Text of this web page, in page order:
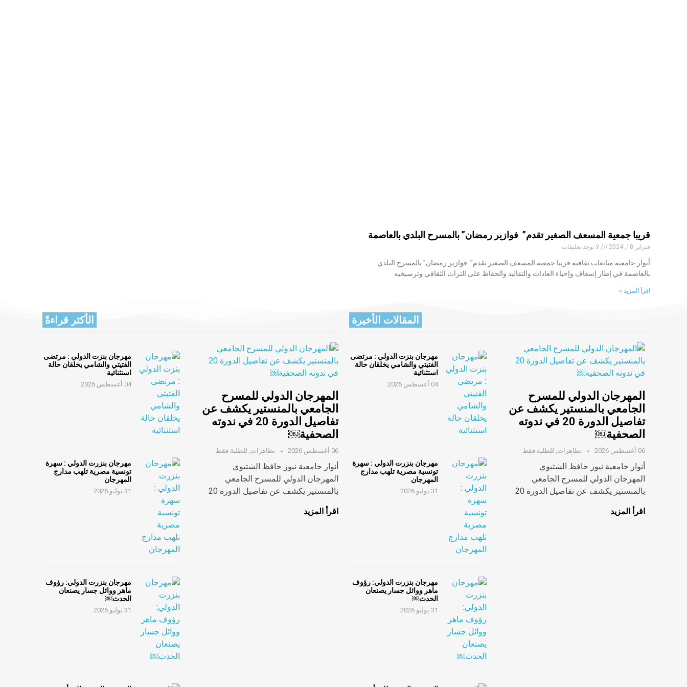
قريبا جمعية المسعف الصغير تقدم” فوازير رمضان” بالمسرح البلدي بالعاصمة
فبراير 18, 2024 لا توجد تعليقات
أنوار جامعية متابعات ثقافية قريبا جمعية المسعف الصغير تقدم” فوازير رمضان” بالمسرح البلدي
بالعاصمة في إطار إسعاف وإحياء العادات والتقاليد والحفاظ على التراث الثقافي وترسيخيه
اقرأ المزيد »
المقالات الأخيرة
المهرجان الدولي للمسرح
الجامعي بالمنستير يكشف عن
تفاصيل الدورة 20 في ندوته
الصحفية￼
06 أغسطس 2026 تظاهرات, للطلبة فقط
أنوار جامعية نيوز حافظ الشتيوي
المهرجان الدولي للمسرح الجامعي
بالمنستير يكشف عن تفاصيل الدورة 20
اقرأ المزيد
مهرجان بنزت الدولي : مرتضى
الفتيتي والشامي يخلقان حالة
استثنائية
04 أغسطس 2026
مهرجان بنزرت الدولي : سهرة
تونسية مصرية تلهب مدارج
المهرجان
31 يوليو 2026
مهرجان بنزرت الدولي: رؤوف
ماهر ووائل جسار يصنعان
الحدث￼
31 يوليو 2026
الأكثر قراءةً
المهرجان الدولي للمسرح
الجامعي بالمنستير يكشف عن
تفاصيل الدورة 20 في ندوته
الصحفية￼
06 أغسطس 2026 تظاهرات, للطلبة فقط
أنوار جامعية نيوز حافظ الشتيوي
المهرجان الدولي للمسرح الجامعي
بالمنستير يكشف عن تفاصيل الدورة 20
اقرأ المزيد
مهرجان بنزت الدولي : مرتضى
الفتيتي والشامي يخلقان حالة
استثنائية
04 أغسطس 2026
مهرجان بنزرت الدولي : سهرة
تونسية مصرية تلهب مدارج
المهرجان
31 يوليو 2026
مهرجان بنزرت الدولي: رؤوف
ماهر ووائل جسار يصنعان
الحدث￼
31 يوليو 2026